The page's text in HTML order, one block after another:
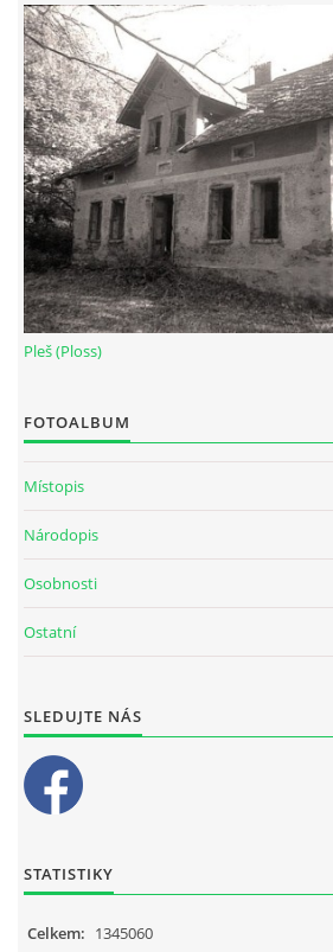
Pleš (Ploss)
FOTOALBUM
Místopis
Národopis
Osobnosti
Ostatní
SLEDUJTE NÁS
STATISTIKY
Celkem: 1345060